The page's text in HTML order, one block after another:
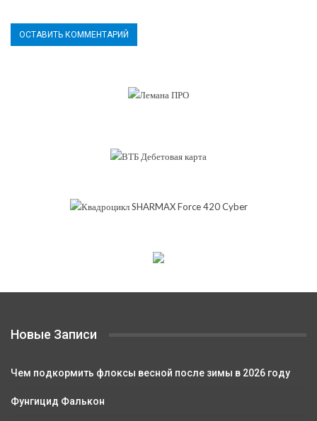
Новые Записи
Чем подкормить флоксы весной после зимы в 2026 году
Фунгицид Фалькон